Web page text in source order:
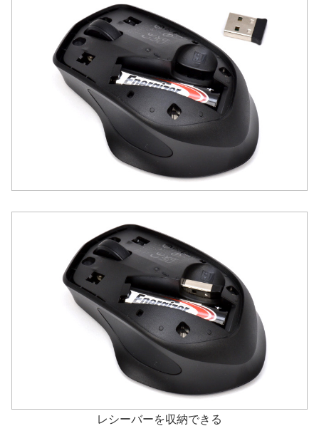
レシーバーを収納できる